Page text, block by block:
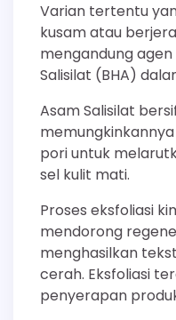
Varian tertentu
kusam atau
mengandung
Salisilat (BHA)
Asam Salisilat
pori untuk
sel kulit mati.
Proses eksfoliasi
mendorong
menghasilkan
cerah. Eksfoliasi
penyerapan